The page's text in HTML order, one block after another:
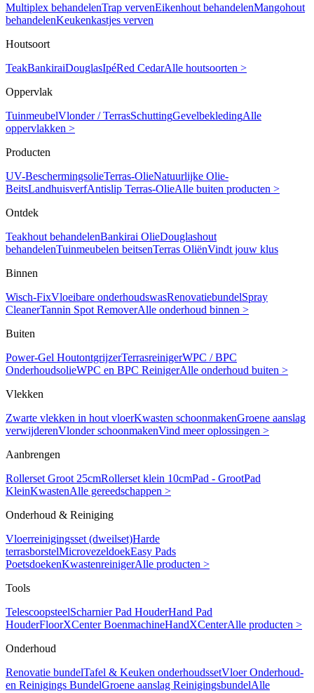
Multiplex behandelenTrap vervenEikenhout behandelenMangohout
behandelenKeukenkastjes verven
Houtsoort
TeakBankiraiDouglasIpéRed CedarAlle houtsoorten >
Oppervlak
TuinmeubelVlonder / TerrasSchuttingGevelbekledingAlle
oppervlakken >
Producten
UV-BeschermingsolieTerras-OlieNatuurlijke Olie-
BeitsLandhuisverfAntislip Terras-OlieAlle buiten producten >
Ontdek
Teakhout behandelenBankirai OlieDouglashout
behandelenTuinmeubelen beitsenTerras OliënVindt jouw klus
Binnen
Wisch-FixVloeibare onderhoudswasRenovatiebundelSpray
CleanerTannin Spot RemoverAlle onderhoud binnen >
Buiten
Power-Gel HoutontgrijzerTerrasreinigerWPC / BPC
OnderhoudsolieWPC en BPC ReinigerAlle onderhoud buiten >
Vlekken
Zwarte vlekken in hout vloerKwasten schoonmakenGroene aanslag
verwijderenVlonder schoonmakenVind meer oplossingen >
Aanbrengen
Rollerset Groot 25cmRollerset klein 10cmPad - GrootPad
KleinKwastenAlle gereedschappen >
Onderhoud & Reiniging
Vloerreinigingsset (dweilset)Harde
terrasborstelMicrovezeldoekEasy Pads
PoetsdoekenKwastenreinigerAlle producten >
Tools
TelescoopsteelScharnier Pad HouderHand Pad
HouderFloorXCenter BoenmachineHandXCenterAlle producten >
Onderhoud
Renovatie bundelTafel & Keuken onderhoudssetVloer Onderhoud-
en Reinigings BundelGroene aanslag ReinigingsbundelAlle